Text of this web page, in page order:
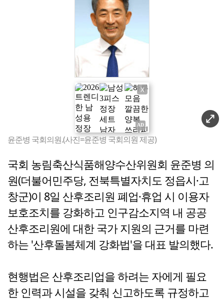
X
윤준병 국회의원.(사진=윤준병 국회의원 제공)
국회 농림축산식품해양수산위원회 윤준병 의
원(더불어민주당, 전북특별자치도 정읍시·고
창군)이 8일 산후조리원 폐업·휴업 시 이용자
보호조치를 강화하고 인구감소지역 내 공공
산후조리원에 대한 국가 지원의 근거를 마련
하는 '산후돌봄체계 강화법'을 대표 발의했다.
현행법은 산후조리업을 하려는 자에게 필요
한 인력과 시설을 갖춰 신고하도록 규정하고